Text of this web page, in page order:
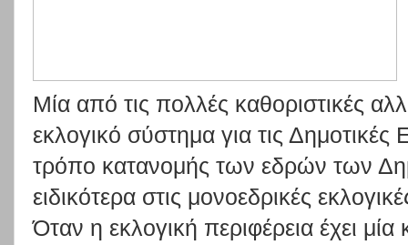
Μία από τις πολλές καθοριστικές
εκλογικό σύστημα για τις Δημοτικές
τρόπο κατανομής των εδρών των
ειδικότερα στις μονοεδρικές
Όταν η εκλογική περιφέρεια έχει